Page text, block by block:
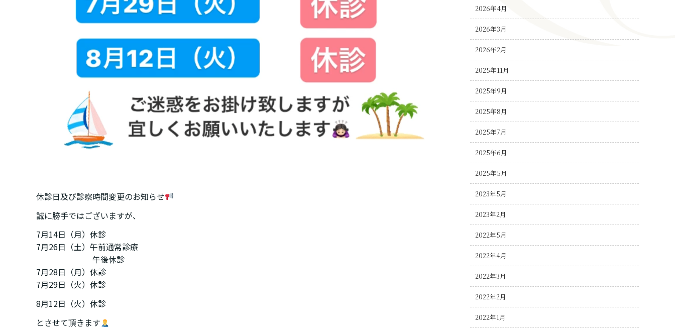
休診日及び診察時間変更のお知らせ
誠に勝手ではございますが、
7月14日（月）休診
7月26日（土）午前通常診療
午後休診
7月28日（月）休診
7月29日（火）休診
8月12日（火）休診
とさせて頂きます
2026年4月
2026年3月
2026年2月
2025年11月
2025年9月
2025年8月
2025年7月
2025年6月
2025年5月
2023年5月
2023年2月
2022年5月
2022年4月
2022年3月
2022年2月
2022年1月